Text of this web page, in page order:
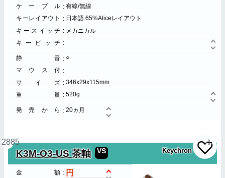
ケーブル
有線/無線
キーレイアウト
日本語 65%Aliceレイアウト
キースイッチ
メカニカル
キーピッチ
静音
○
マウス付
サイズ
346x29x115mm
重量
520g
発売から 20ヵ月
2885
K3M-O3-US 茶軸 VS Keychron
金額